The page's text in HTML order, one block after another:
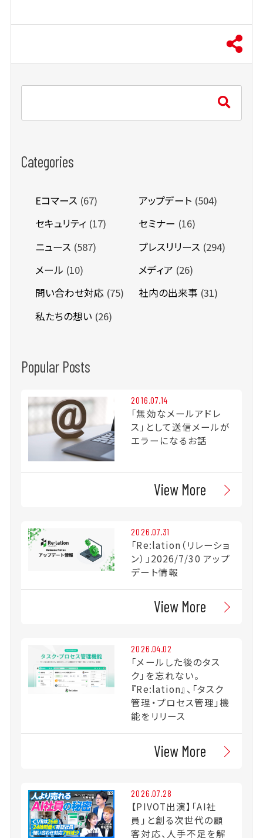
Categories
Eコマース (67) アップデート (504)
セキュリティ (17) セミナー (16)
ニュース (587) プレスリリース (294)
メール (10) メディア (26)
問い合わせ対応 (75) 社内の出来事 (31)
私たちの想い (26)
Popular Posts
2016.07.14
「無効なメールアドレ
ス」として送信メールが
エラーになるお話
View More
2026.07.31
「Re:lation（リレーショ
ン）」2026/7/30 アップ
デート情報
View More
2026.04.02
「メールした後のタス
ク」を忘れない。
『Re:lation』、「タスク
管理・プロセス管理」機
能をリリース
View More
2026.07.28
【PIVOT出演】「AI社
員」と創る次世代の顧
客対応、人手不足を解